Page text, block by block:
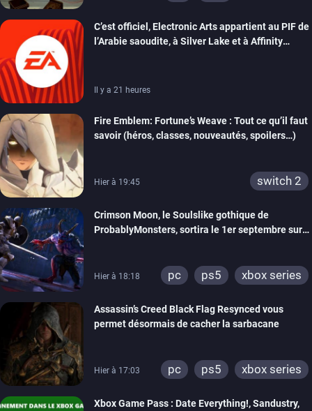
switch 2
C’est officiel, Electronic Arts appartient au PIF de
l’Arabie saoudite, à Silver Lake et à Affinity
Il y a 21 heures
Fire Emblem: Fortune’s Weave : Tout ce qu’il faut
savoir (héros, classes, nouveautés, spoilers…)
Hier à 19:45 switch 2
Crimson Moon, le Soulslike gothique de
ProbablyMonsters, sortira le 1er septembre sur
Hier à 18:18 pc ps5 xbox series
Assassin’s Creed Black Flag Resynced vous
permet désormais de cacher la sarbacane
Hier à 17:03 pc ps5 xbox series
Xbox Game Pass : Date Everything!, Sandustry,